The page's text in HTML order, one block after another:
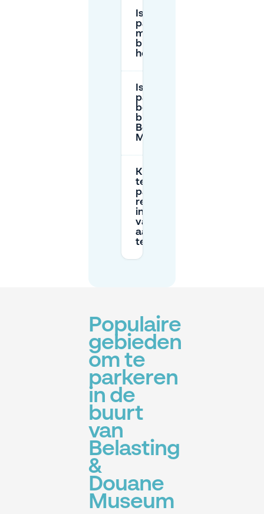
Is er
parkeergelegenheid
met oplaadpunten
bij de ingang van
het museum?
Is toegankelijke
parkeergelegenheid
beschikbaar
bij/vlak bij het
Belasting & Douane
Museum?
Kan ik van
tevoren
parkeren
reserveren
in plaats
van bij
aankomst
te zoeken?
Populaire
gebieden
om te
parkeren
in de
buurt
van
Belasting
&
Douane
Museum